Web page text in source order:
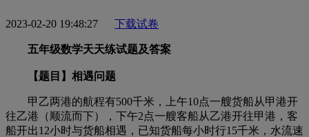
2023-02-20 19:48:27 下载试卷
五年级数学天天练试题及答案
【题目】相遇问题
甲乙两港的航程有500千米，上午10点一艘货船从甲港开
往乙港（顺流而下），下午2点一艘客船从乙港开往甲港，客
船开出12小时与货船相遇，已知货船每小时行15千米，水流速